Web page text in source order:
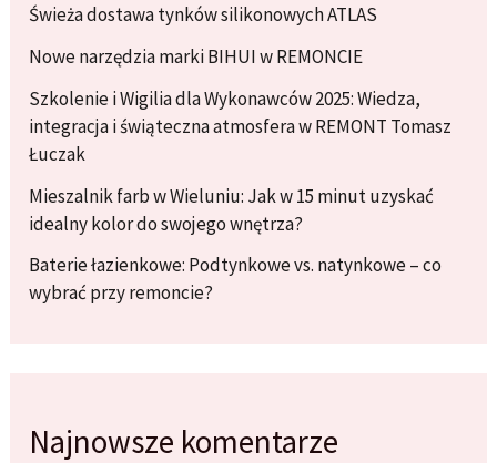
Świeża dostawa tynków silikonowych ATLAS
Nowe narzędzia marki BIHUI w REMONCIE
Szkolenie i Wigilia dla Wykonawców 2025: Wiedza,
integracja i świąteczna atmosfera w REMONT Tomasz
Łuczak
Mieszalnik farb w Wieluniu: Jak w 15 minut uzyskać
idealny kolor do swojego wnętrza?
Baterie łazienkowe: Podtynkowe vs. natynkowe – co
wybrać przy remoncie?
Najnowsze komentarze